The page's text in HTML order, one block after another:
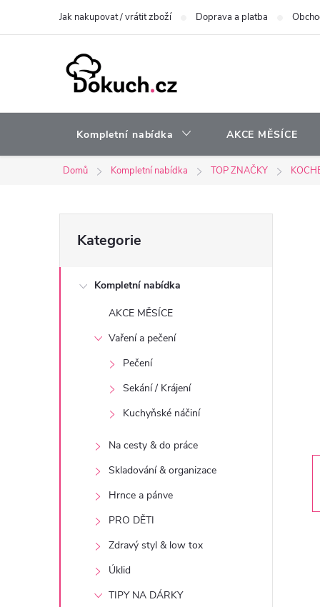
Jak nakupovat / vrátit zboží Doprava a platba
Kompletní nabídka AKCE MĚSÍCE
Domů Kompletní nabídka TOP ZNAČKY
o
kategorie
Kategorie
Kompletní nabídka
AKCE MĚSÍCE
Vaření a pečení
Pečení
Sekání / Krájení
Kuchyňské náčiní
Na cesty & do práce
Skladování & organizace
Hrnce a pánve
PRO DĚTI
Zdravý styl & low tox
Úklid
TIPY NA DÁRKY